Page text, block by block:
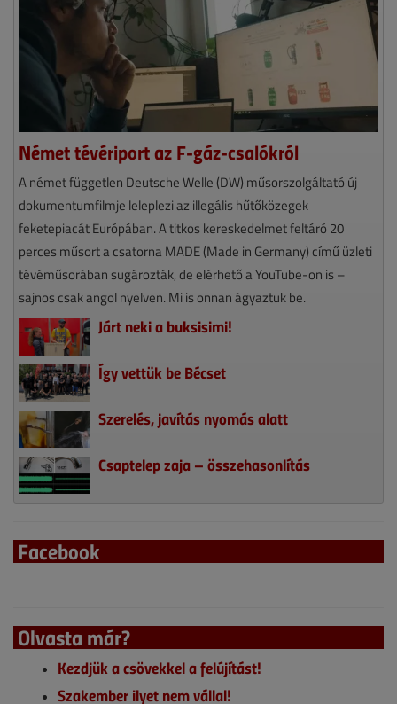
Német tévériport az F-gáz-csalókról
A német független Deutsche Welle (DW) műsorszolgáltató új
dokumentumfilmje leleplezi az illegális hűtőközegek
feketepiacát Európában. A titkos kereskedelmet feltáró 20
perces műsort a csatorna MADE (Made in Germany) című üzleti
tévéműsorában sugározták, de elérhető a YouTube-on is –
sajnos csak angol nyelven. Mi is onnan ágyaztuk be.
Járt neki a buksisimi!
Így vettük be Bécset
Szerelés, javítás nyomás alatt
Csaptelep zaja – összehasonlítás
Facebook
Olvasta már?
Kezdjük a csövekkel a felújítást!
Szakember ilyet nem vállal!